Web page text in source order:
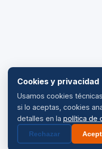
Cookies y privacidad
Usamos cookies
si lo aceptas, cookies
detalles en lapolítica de
Rechazar